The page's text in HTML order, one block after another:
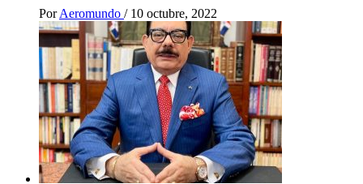
Por Aeromundo / 10 octubre, 2022